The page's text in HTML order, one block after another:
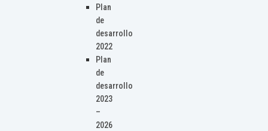
Plan
de
desarrollo
2022
Plan
de
desarrollo
2023
–
2026